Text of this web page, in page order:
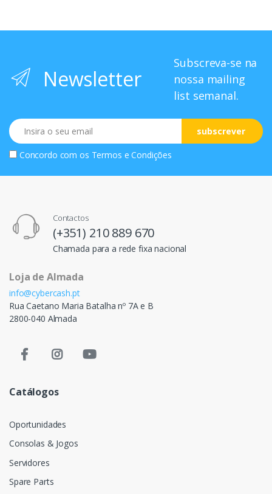
Newsletter
Subscreva-se na
nossa mailing
list semanal.
Email
subscrever
Concordo com os Termos e Condições
Contactos
(+351) 210 889 670
Chamada para a rede fixa nacional
Loja de Almada
info@cybercash.pt
Rua Caetano Maria Batalha nº 7A e B
2800-040 Almada
Catálogos
Oportunidades
Consolas & Jogos
Servidores
Spare Parts